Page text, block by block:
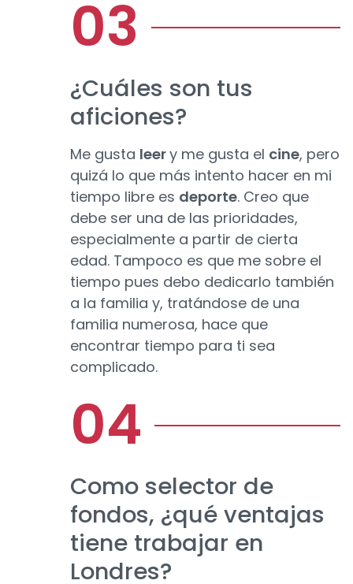
¿Cuáles son tus
aficiones?
Me gusta leery me gusta el cine, pero
quizá lo que más intento hacer en mi
tiempo libre es deporte. Creo que
debe ser una de las prioridades,
especialmente a partir de cierta
edad. Tampoco es que me sobre el
tiempo pues debo dedicarlo también
a la familia y, tratándose de una
familia numerosa, hace que
encontrar tiempo para ti sea
complicado.
Como selector de
fondos, ¿qué ventajas
tiene trabajar en
Londres?